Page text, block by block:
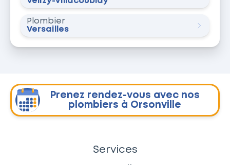
Plombier
Versailles
Prenez rendez-vous avec nos
plombiers à Orsonville
Services